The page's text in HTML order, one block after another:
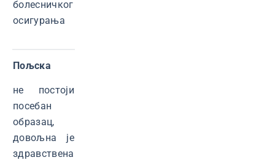
болесничког
осигурања
Пољска
не постоји
посебан
образац,
довољна је
здравствена